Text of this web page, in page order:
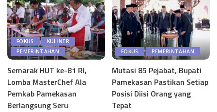
FOKUS
KULINER
PEMERINTAHAN
Semarak HUT ke-81 RI,
Lomba MasterChef Ala
Pemkab Pamekasan
Berlangsung Seru
FOKUS PEMERINTAHAN
Mutasi 85 Pejabat, Bupati
Pamekasan Pastikan Setiap
Posisi Diisi Orang yang
Tepat